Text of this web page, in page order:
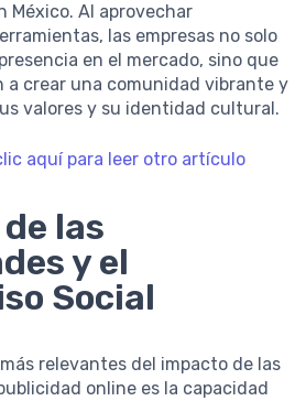
México. Al aprovechar
las empresas no solo
en el mercado, sino que
crear una comunidad vibrante y
valores y su identidad cultural.
aquí para leer otro artículo
las
y el
Social
relevantes del impacto de las
online es la capacidad